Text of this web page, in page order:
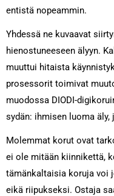
entistä nopeammin.
Yhdessä ne kuvaavat
hienostuneeseen älyyn.
muuttui hitaista
prosessorit toimivat
muodossa DIODI-
sydän: ihmisen luoma
Molemmat korut ovat
ei ole mitään kiinnikettä,
tämänkaltaisia koruja voi
eikä riipukseksi. Ostaja